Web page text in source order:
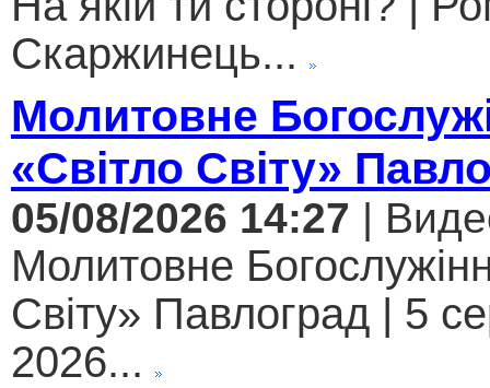
Скаржинець...
Молитовне
«Світло Світу»
05/08/2026 14:27 |
Молитовне
Світу» Павлоград | 5
2026...